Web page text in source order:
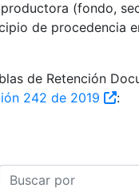
(fondo,
de procedencia
de Retención
242 de 2019 :